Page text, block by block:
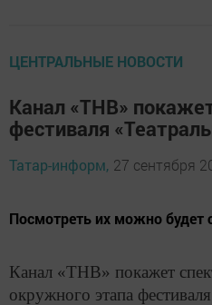
ЦЕНТРАЛЬНЫЕ НОВОСТИ
Канал «ТНВ»
фестиваля
Татар-информ, 27 сентября
Посмотреть их можно будет
Канал «ТНВ» покажет
окружного этапа